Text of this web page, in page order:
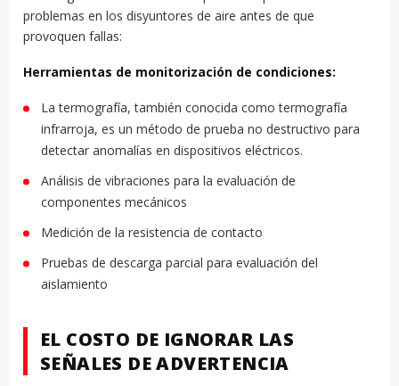
problemas en los disyuntores de aire antes de que
provoquen fallas:
Herramientas de monitorización de condiciones:
La termografía, también conocida como termografía
infrarroja, es un método de prueba no destructivo para
detectar anomalías en dispositivos eléctricos.
Análisis de vibraciones para la evaluación de
componentes mecánicos
Medición de la resistencia de contacto
Pruebas de descarga parcial para evaluación del
aislamiento
EL COSTO DE IGNORAR LAS
SEÑALES DE ADVERTENCIA